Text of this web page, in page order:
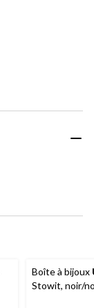
Boîte à bijoux
Stowit, noir/